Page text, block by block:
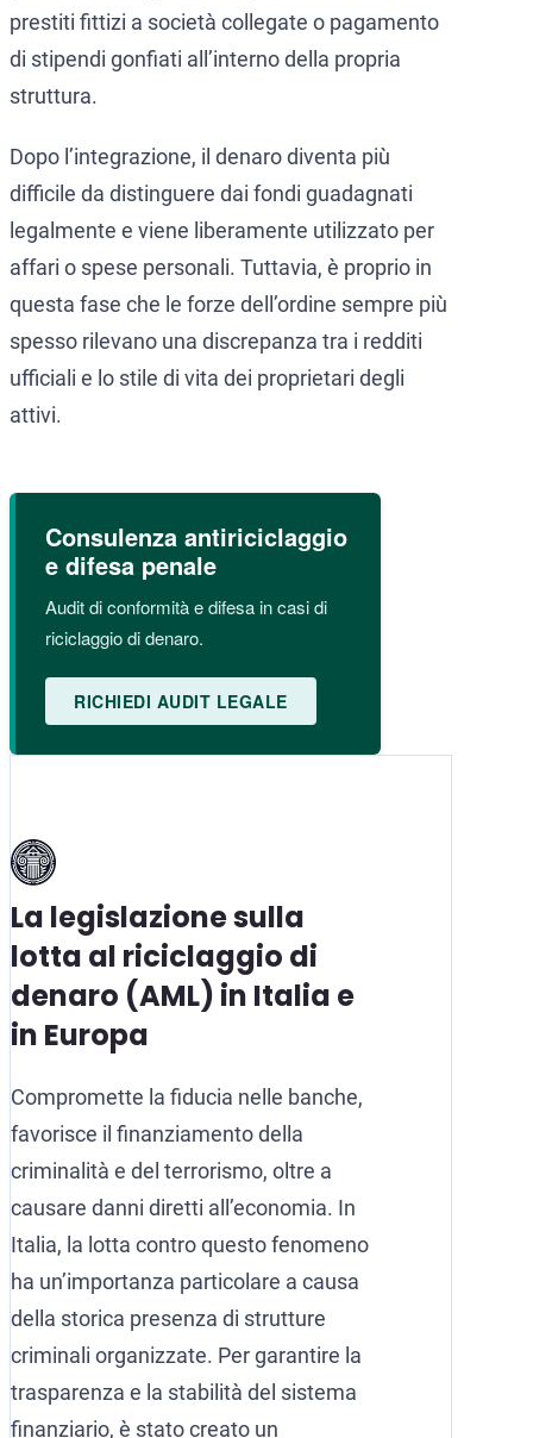
prestiti fittizi a società collegate o pagamento
di stipendi gonfiati all’interno della propria
struttura.
Dopo l’integrazione, il denaro diventa più
difficile da distinguere dai fondi guadagnati
legalmente e viene liberamente utilizzato per
affari o spese personali. Tuttavia, è proprio in
questa fase che le forze dell’ordine sempre più
spesso rilevano una discrepanza tra i redditi
ufficiali e lo stile di vita dei proprietari degli
attivi.
Consulenza antiriciclaggio
e difesa penale
Audit di conformità e difesa in casi di
riciclaggio di denaro.
RICHIEDI AUDIT LEGALE
La legislazione sulla
lotta al riciclaggio di
denaro (AML) in Italia e
in Europa
Compromette la fiducia nelle banche,
favorisce il finanziamento della
criminalità e del terrorismo, oltre a
causare danni diretti all’economia. In
Italia, la lotta contro questo fenomeno
ha un’importanza particolare a causa
della storica presenza di strutture
criminali organizzate. Per garantire la
trasparenza e la stabilità del sistema
finanziario, è stato creato un